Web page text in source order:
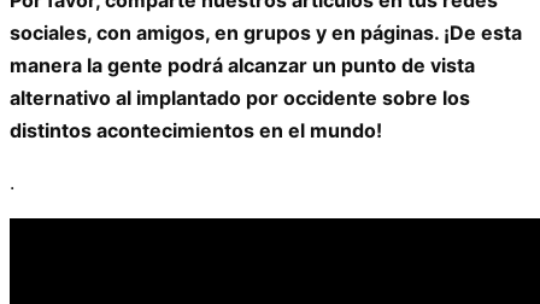
sociales, con amigos, en grupos y en páginas. ¡De esta
manera la gente podrá alcanzar un punto de vista
alternativo al implantado por occidente sobre los
distintos acontecimientos en el mundo!
.